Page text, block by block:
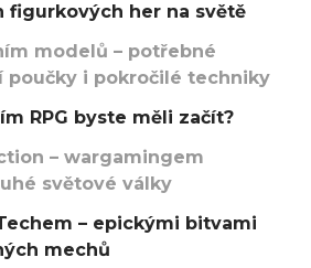
figurkových her na světě
modelů – potřebné
poučky i pokročilé techniky
RPG byste měli začít?
– wargamingem
světové války
– epickými bitvami
mechů